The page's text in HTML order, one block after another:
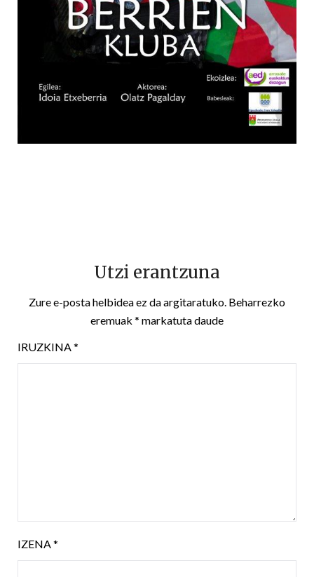
Utzi erantzuna
Zure e-posta helbidea ez da argitaratuko. Beharrezko
eremuak * markatuta daude
IRUZKINA*
IZENA*